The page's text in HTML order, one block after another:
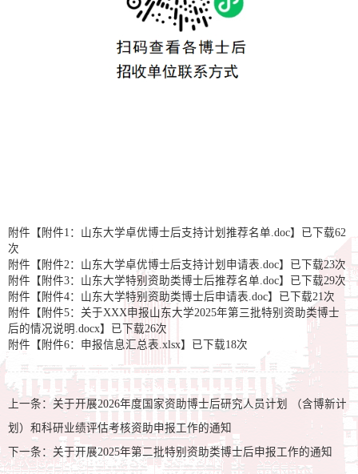
附件【 附件1：山东大学卓优博士后支持计划推荐名单.doc】已下载62
次
附件【 附件2：山东大学卓优博士后支持计划申请表.doc】已下载23次
附件【 附件3：山东大学特别资助类博士后推荐名单.doc】已下载29次
附件【 附件4：山东大学特别资助类博士后申请表.doc】已下载21 次
附件【 附件5：关于XXX申报山东大学2025年第三批特别资助类博士
后的情况说明.docx】已下载26次
附件【 附件6：申报信息汇总表.xlsx】已下载18次
上一条： 关于开展2026年度国家资助博士后研究人员计划 （含博新计
划）和科研业绩评估考核资助申报工作的通知
下一条： 关于开展2025年第二批特别资助类博士后申报工作的通知